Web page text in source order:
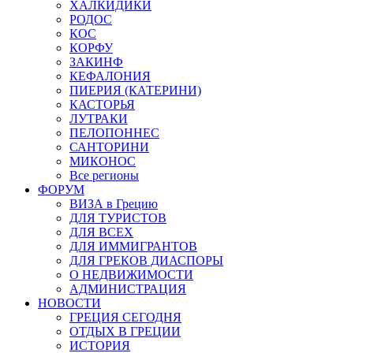
ХАЛКИДИКИ
РОДОС
КОС
КОРФУ
ЗАКИНФ
КЕФАЛОНИЯ
ПИЕРИЯ (КАТЕРИНИ)
КАСТОРЬЯ
ЛУТРАКИ
ПЕЛОПОННЕС
САНТОРИНИ
МИКОНОС
Все регионы
ФОРУМ
ВИЗА в Грецию
ДЛЯ ТУРИСТОВ
ДЛЯ ВСЕХ
ДЛЯ ИММИГРАНТОВ
ДЛЯ ГРЕКОВ ДИАСПОРЫ
О НЕДВИЖИМОСТИ
АДМИНИСТРАЦИЯ
НОВОСТИ
ГРЕЦИЯ СЕГОДНЯ
ОТДЫХ В ГРЕЦИИ
ИСТОРИЯ